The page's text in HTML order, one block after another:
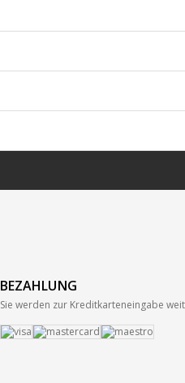
BEZAHLUNG
Sie werden zur Kreditkarteneingabe